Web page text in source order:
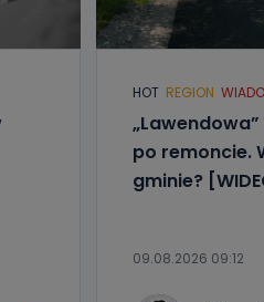
od
żądania
HOT REGION
po remoncie.
gminie?
09.08.2026 09:12